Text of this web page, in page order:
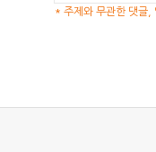
* 주제와 무관한 댓글,